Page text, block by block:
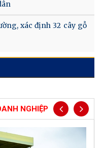
xác định 32 cây gỗ
NGHIỆP